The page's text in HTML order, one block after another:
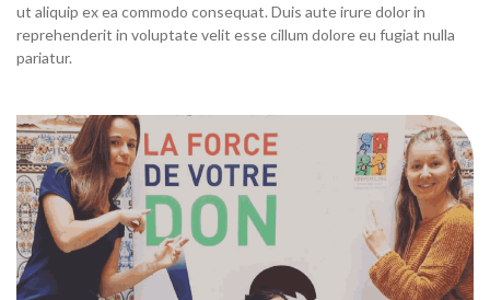
ut aliquip ex ea commodo consequat. Duis aute irure dolor in
reprehenderit in voluptate velit esse cillum dolore eu fugiat nulla
pariatur.